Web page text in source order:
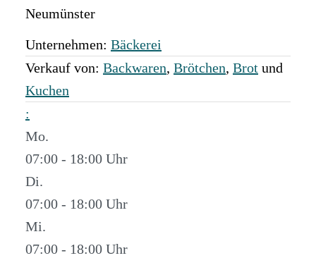
Neumünster
Unternehmen: Bäckerei
Verkauf von: Backwaren, Brötchen, Brot und
Kuchen
:
Mo.
07:00 - 18:00
Di.
07:00 - 18:00
Mi.
07:00 - 18:00